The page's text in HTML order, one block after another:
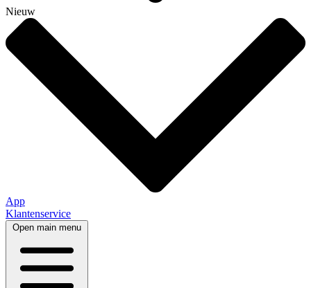
Nieuw
App
Klantenservice
Open main menu